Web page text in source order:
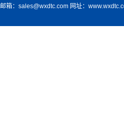
邮箱：sales@wxdtc.com 网址：